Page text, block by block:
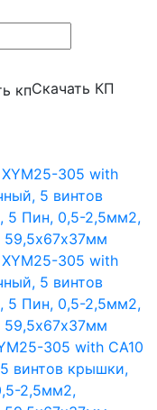
Скачать КП
305 with CA10
винтов крышки,
2,5мм2,